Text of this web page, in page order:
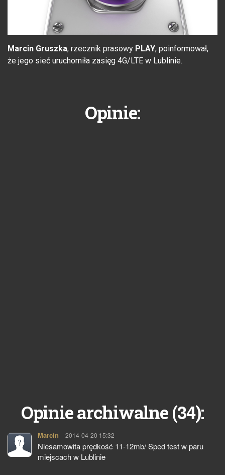
Marcin Gruszka, rzecznik prasowy PLAY, poinformował,
że jego sieć uruchomiła zasięg 4G/LTE w Lublinie.
Opinie:
Opinie archiwalne (34):
Marcin pisze:
2014-04-20 15:32
Niesamowita prędkość 11-12mb/ Sped test w paru
miejscach w Lublinie